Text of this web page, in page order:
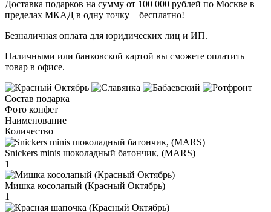
Доставка подарков на сумму от 100 000 рублей по Москве в
пределах МКАД в одну точку – бесплатно!
Безналичная оплата для юридических лиц и ИП.
Наличными или банковской картой вы сможете оплатить
товар в офисе.
Состав подарка
Фото конфет
Наименование
Количество
Snickers minis шоколадный батончик, (MARS)
1
Мишка косолапый (Красный Октябрь)
1